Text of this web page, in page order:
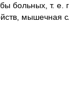
больных, т. е.
мышечная